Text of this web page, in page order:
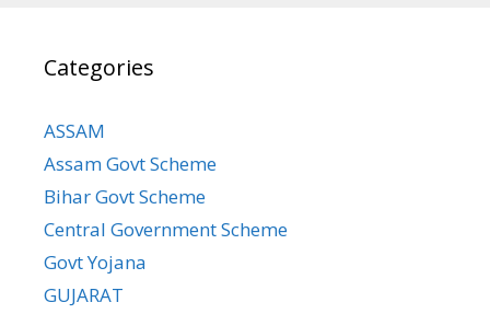
Categories
ASSAM
Assam Govt Scheme
Bihar Govt Scheme
Central Government Scheme
Govt Yojana
GUJARAT